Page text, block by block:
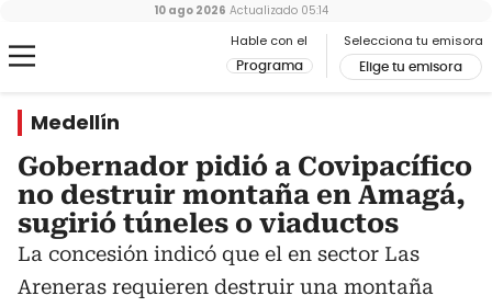
Hable con el
Programa
Selecciona tu emisora
Elige tu emisora
10 ago 2026 Actualizado 05:14
Medellín
Gobernador pidió a Covipacífico
no destruir montaña en Amagá,
sugirió túneles o viaductos
La concesión indicó que el en sector Las
Areneras requieren destruir una montaña